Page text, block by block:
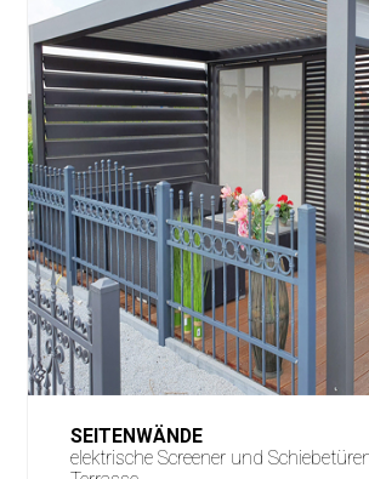
SEITENWÄNDE
elektrische Screener und